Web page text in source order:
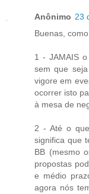
Anônimo 23
Buenas,
1 - JAMAIS
sem que
vigore em
ocorrer isto
à mesa de
2 - Até o
significa que
BB (mesmo
propostas
e médio
agora nós